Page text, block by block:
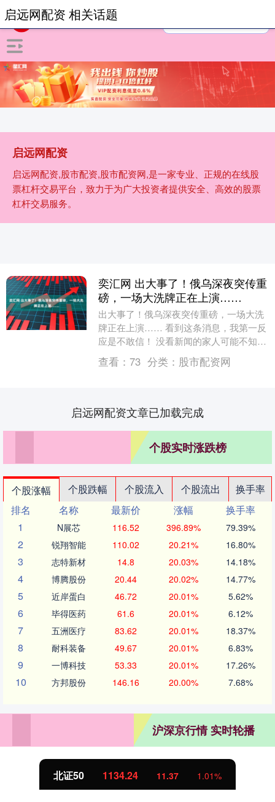
启远网配资
启远网配资,股市配资,股市配资网,是一家专业、正规的在线股
票杠杆交易平台，致力于为广大投资者提供安全、高效的股票
杠杆交易服务。
启远网配资 相关话题
奕汇网 出大事了！俄乌深夜突传重
磅，一场大洗牌正在上演……
出大事了！俄乌深夜突传重磅，一场大洗
牌正在上演…… 看到这条消息，我第一反
应是不敢信！ 没看新闻的家人可能不知
道，刚刚发生了这么一档子事：当地时间
11号午夜，俄....
查看： 73 分类： 股市配资网
启远网配资文章已加载完成
个股实时涨跌榜
个股涨幅 个股跌幅 个股流入 个股流出
换手率
排名
名称 最新价 涨幅
换手率
1
N展芯 116.52 396.89% 79.39%
2 锐翔智能 110.02 20.21% 16.80%
3 志特新材 14.8 20.03% 14.18%
4 博腾股份 20.44 20.02% 14.77%
5 近岸蛋白 46.72 20.01% 5.62%
6 毕得医药 61.6 20.01% 6.12%
7 五洲医疗 83.62 20.01% 18.37%
8 耐科装备 49.67 20.01% 6.83%
9 一博科技 53.33 20.01% 17.26%
10 方邦股份 146.16 20.00% 7.68%
沪深京行情 实时轮播
北证50 1134.24 11.37 1.01%